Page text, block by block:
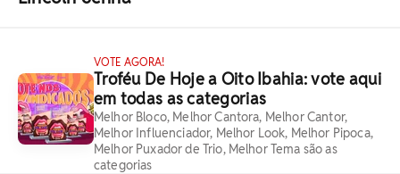
VOTE AGORA!
Troféu De Hoje a Oito Ibahia: vote aqui
em todas as categorias
Melhor Bloco, Melhor Cantora, Melhor Cantor,
Melhor Influenciador, Melhor Look, Melhor Pipoca,
Melhor Puxador de Trio, Melhor Tema são as
categorias